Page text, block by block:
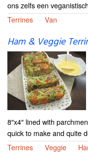
ons zelfs een
Terrines
Van
Ham & Veggie
8″x4″ lined with
quick to make and quite
Terrines
Veggie